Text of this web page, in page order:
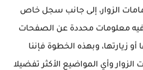
الزوار، إلى جانب سجل خاص
معلومات محددة عن الصفحات
أو زيارتها، وبهذه الخطوة فإننا
وأي المواضيع الأكثر تفضيلا